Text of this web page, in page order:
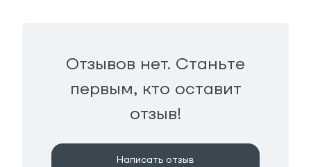
Отзывов нет. Станьте
первым, кто оставит
отзыв!
Написать отзыв